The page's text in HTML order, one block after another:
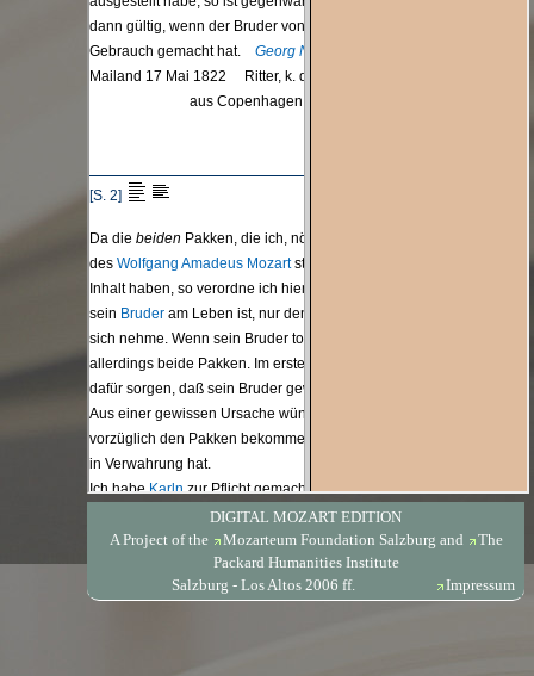
DIGITAL MOZART EDITION
A Project of the
Mozarteum Foundation Salzburg and
The
Packard Humanities Institute
Salzburg - Los Altos 2006 ff.
Impressum